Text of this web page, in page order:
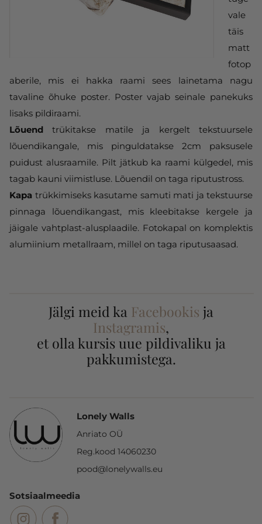
vale
täis
matt
fotop
aberile, mis ei hakka raami sees lainetama nagu
tavaline õhuke poster. Poster vajab seinale panekuks
lisaks pildiraami.
Lõuend trükitakse matile ja kergelt tekstuursele
lõuendikangale, mis pinguldatakse 2cm paksusele
puidust alusraamile. Pilt jätkub ka raami külgedel, mis
tagab kauni viimistluse. Lõuendil on taga riputustross.
Kapa trükkimiseks kasutame samuti mati ja tekstuurse
pinnaga lõuendikangast, mis kleebitakse kergele ja
jäigale vahtplast-alusplaadile. Fotokapal on komplektis
alumiinium metallraam, millel on taga riputusaasad.
Jälgi meid ka Facebookis ja
Instagramis,
et olla kursis uue pildivaliku ja
pakkumistega.
Lonely Walls
Anriato OÜ
Reg.kood 14060230
pood@lonelywalls.eu
Sotsiaalmeedia